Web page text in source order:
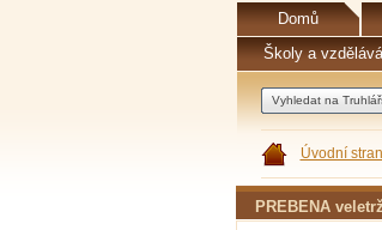
Domů
Školy a
Úvodní
PREBENA